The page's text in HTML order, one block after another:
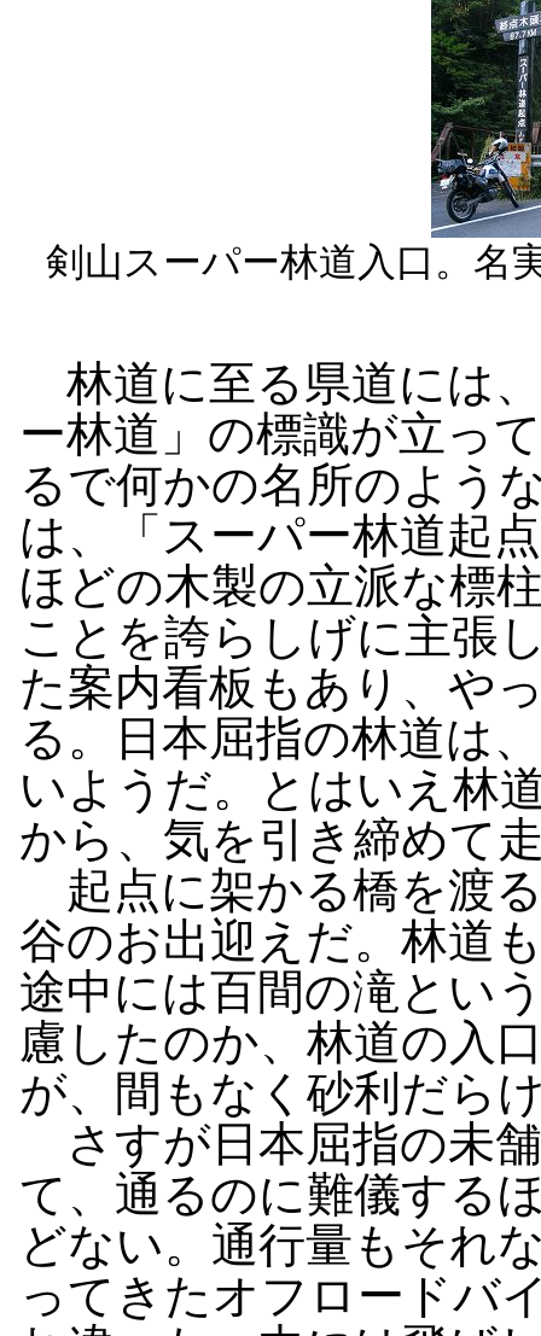
剣山スーパー林道入口。名
林道に至る県道には
ー林道」の標識が立っ
るで何かの名所のよう
は、「スーパー林道起
ほどの木製の立派な標
ことを誇らしげに主張
た案内看板もあり、や
る。日本屈指の林道は
いようだ。とはいえ林
から、気を引き締めて
起点に架かる橋を渡
谷のお出迎えだ。林道
途中には百間の滝とい
慮したのか、林道の入
が、間もなく砂利だら
さすが日本屈指の未
て、通るのに難儀する
どない。通行量もそれ
ってきたオフロードバ